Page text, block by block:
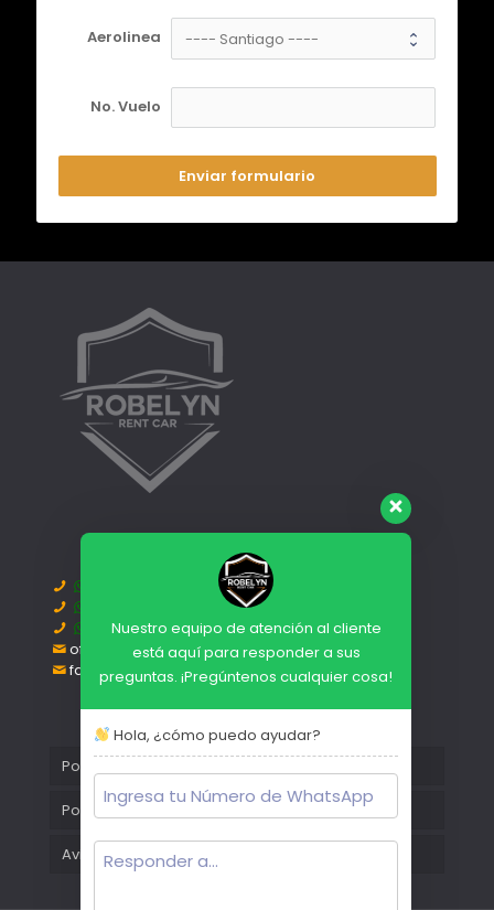
Aerolinea
No. Vuelo
Enviar formulario
+1-347-739-5308
oficina@robelynrentcarsrd.com
facturacion@robelynrentcarsrd.com
Política de privacidad
Política de cookies
Aviso legal
Nuestro equipo de atención al cliente
está aquí para responder a sus
preguntas. ¡Pregúntenos cualquier cosa!
Hola, ¿cómo puedo ayudar?